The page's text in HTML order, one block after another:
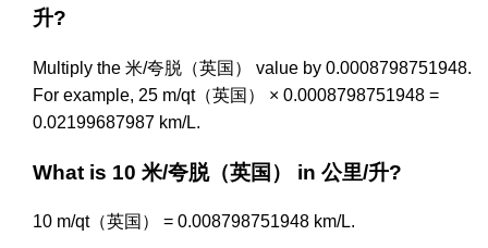
升?
Multiply the 米/夸脱（英国） value by 0.0008798751948.
For example, 25 m/qt（英国） × 0.0008798751948 =
0.02199687987 km/L.
What is 10 米/夸脱（英国） in 公里/升?
10 m/qt（英国） = 0.008798751948 km/L.